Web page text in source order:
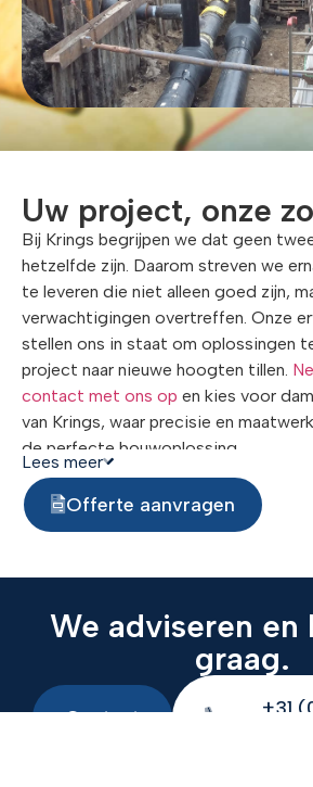
bouwplan.
Uw project, onze
Bij Krings begrijpen we dat geen
hetzelfde zijn. Daarom streven we
te leveren die niet alleen goed zijn,
verwachtigingen overtreffen. Onze
stellen ons in staat om oplossingen
project naar nieuwe hoogten tillen.
contact met ons op en kies voor
van Krings, waar precisie en
de perfecte bouwoplossing.
Lees meer
Offerte aanvragen
We adviseren en
graag.
Contact
+31